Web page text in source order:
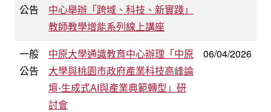
公告
中心舉辦「跨域、科技、新實踐」
教師教學增能系列線上講座
一般
公告
中原大學通識教育中心辦理「中原
大學與桃園市政府產業科技高峰論
壇-生成式AI與產業典範轉型」研
討會
06/04/2026